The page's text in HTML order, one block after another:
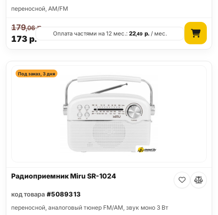
переносной, AM/FM
173р.
179,06р.
Оплата частями на 12 мес.:22,49 р./ мес.
Под заказ, 3 дня
Радиоприемник Miru SR-1024
код товара #5089313
переносной, аналоговый тюнер FM/AM, звук моно 3 Вт